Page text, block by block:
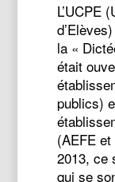
L’UCPE
la «
était
publics)
(AEFE
2013, ce
qui se